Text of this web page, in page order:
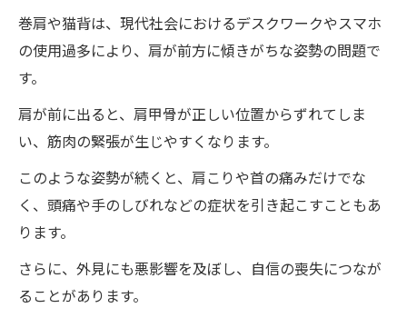
巻肩や猫背は、現代社会におけるデスクワークやスマホ
の使用過多により、肩が前方に傾きがちな姿勢の問題で
す。
肩が前に出ると、肩甲骨が正しい位置からずれてしま
い、筋肉の緊張が生じやすくなります。
このような姿勢が続くと、肩こりや首の痛みだけでな
く、頭痛や手のしびれなどの症状を引き起こすこともあ
ります。
さらに、外見にも悪影響を及ぼし、自信の喪失につなが
ることがあります。